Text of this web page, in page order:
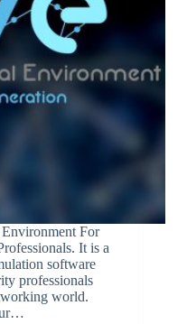
For
It is a
software
professionals
world.